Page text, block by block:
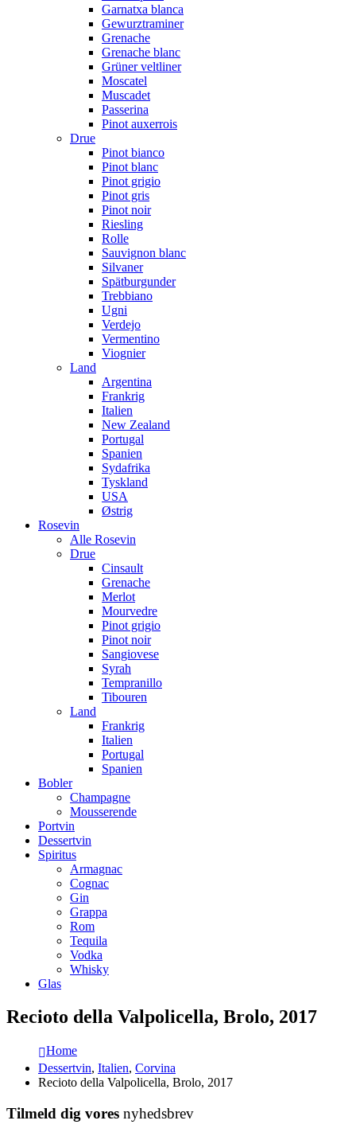
Garnatxa blanca
Gewurztraminer
Grenache
Grenache blanc
Grüner veltliner
Moscatel
Muscadet
Passerina
Pinot auxerrois
Drue
Pinot bianco
Pinot blanc
Pinot grigio
Pinot gris
Pinot noir
Riesling
Rolle
Sauvignon blanc
Silvaner
Spätburgunder
Trebbiano
Ugni
Verdejo
Vermentino
Viognier
Land
Argentina
Frankrig
Italien
New Zealand
Portugal
Spanien
Sydafrika
Tyskland
USA
Østrig
Rosevin
Alle Rosevin
Drue
Cinsault
Grenache
Merlot
Mourvedre
Pinot grigio
Pinot noir
Sangiovese
Syrah
Tempranillo
Tibouren
Land
Frankrig
Italien
Portugal
Spanien
Bobler
Champagne
Mousserende
Portvin
Dessertvin
Spiritus
Armagnac
Cognac
Gin
Grappa
Rom
Tequila
Vodka
Whisky
Glas
Recioto della Valpolicella, Brolo, 2017
Home
Dessertvin, Italien, Corvina
Recioto della Valpolicella, Brolo, 2017
Tilmeld dig vores nyhedsbrev